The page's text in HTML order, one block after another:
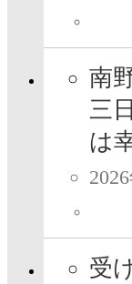
南
三
は
受